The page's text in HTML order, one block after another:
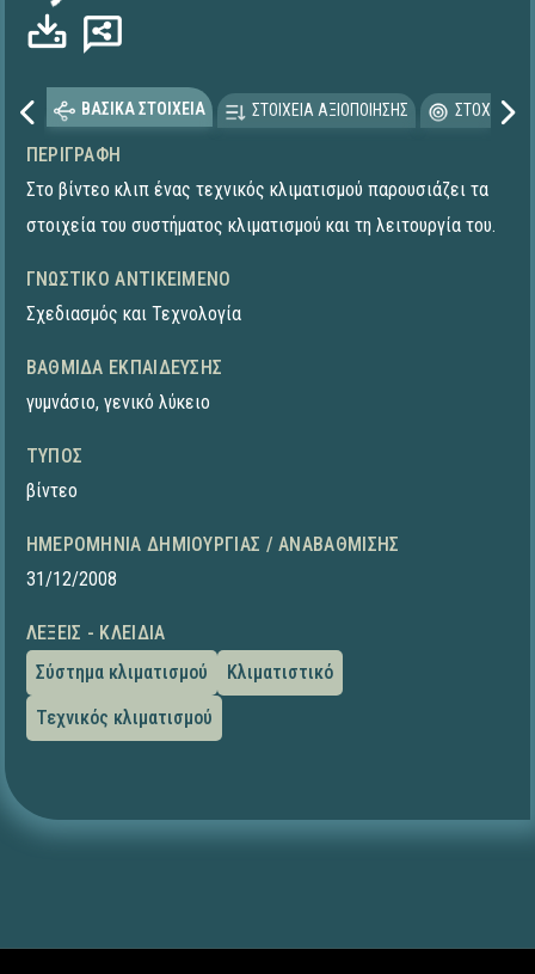
ΒΑΣΙΚΑ ΣΤΟΙΧΕΙΑ ΣΤΟΙΧΕΙΑ ΑΞΙΟΠΟΙΗΣΗΣ
ΠΕΡΙΓΡΑΦΉ
Στο βίντεο κλιπ ένας τεχνικός κλιματισμού παρουσιάζει τα
στοιχεία του συστήματος κλιματισμού και τη λειτουργία του.
ΓΝΩΣΤΙΚΌ ΑΝΤΙΚΕΊΜΕΝΟ
Σχεδιασμός και Τεχνολογία
ΒΑΘΜΊΔΑ ΕΚΠΑΊΔΕΥΣΗΣ
γυμνάσιο, γενικό λύκειο
ΤΎΠΟΣ
βίντεο
ΗΜΕΡΟΜΗΝΊΑ ΔΗΜΙΟΥΡΓΊΑΣ / ΑΝΑΒΆΘΜΙΣΗΣ
31/12/2008
ΛΈΞΕΙΣ - ΚΛΕΙΔΙΆ
Σύστημα κλιματισμού
Κλιματιστικό
Τεχνικός κλιματισμού